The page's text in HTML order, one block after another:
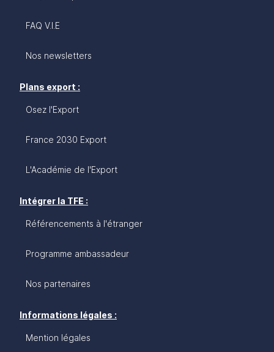
FAQ V.I.E
Nos newsletters
Plans export :
Osez l'Export
France 2030 Export
L'Académie de l'Export
Intégrer la TFE :
Référencements à l'étranger
Programme ambassadeur
Nos partenaires
Informations légales :
Mention légales